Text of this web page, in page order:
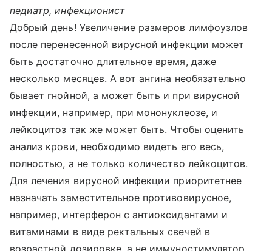
педиатр, инфекционист
Добрый день! Увеличение размеров лимфоузлов
после перенесенной вирусной инфекции может
быть достаточно длительное время, даже
несколько месяцев. А вот ангина необязательно
бывает гнойной, а может быть и при вирусной
инфекции, например, при мононуклеозе, и
лейкоцитоз так же может быть. Чтобы оценить
анализ крови, необходимо видеть его весь,
полностью, а не только количество лейкоцитов.
Для лечения вирусной инфекции приоритетнее
назначать заместительное противовирусное,
например, интерферон с антиоксидантами и
витаминами в виде ректальных свечей в
возрастной дозировке, а не иммуностимулятор.